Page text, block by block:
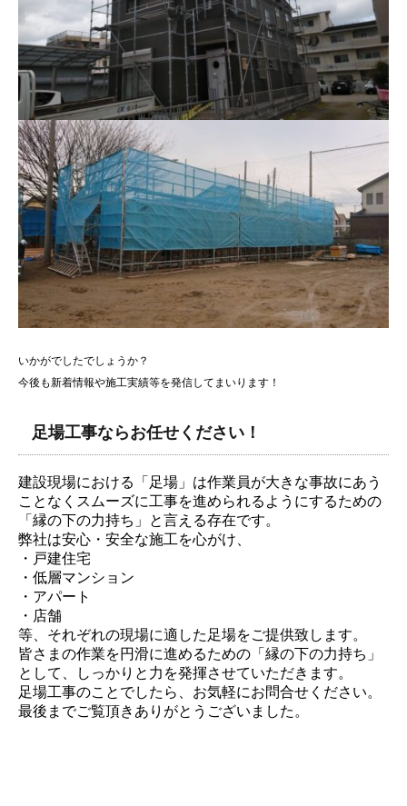
いかがでしたでしょうか？
今後も新着情報や施工実績等を発信してまいります！
足場工事ならお任せください！
建設現場における「足場」は作業員が大きな事故にあう
ことなくスムーズに工事を進められるようにするための
「縁の下の力持ち」と言える存在です。
弊社は安心・安全な施工を心がけ、
・戸建住宅
・低層マンション
・アパート
・店舗
等、それぞれの現場に適した足場をご提供致します。
皆さまの作業を円滑に進めるための「縁の下の力持ち」
として、しっかりと力を発揮させていただきます。
足場工事のことでしたら、お気軽にお問合せください。
最後までご覧頂きありがとうございました。